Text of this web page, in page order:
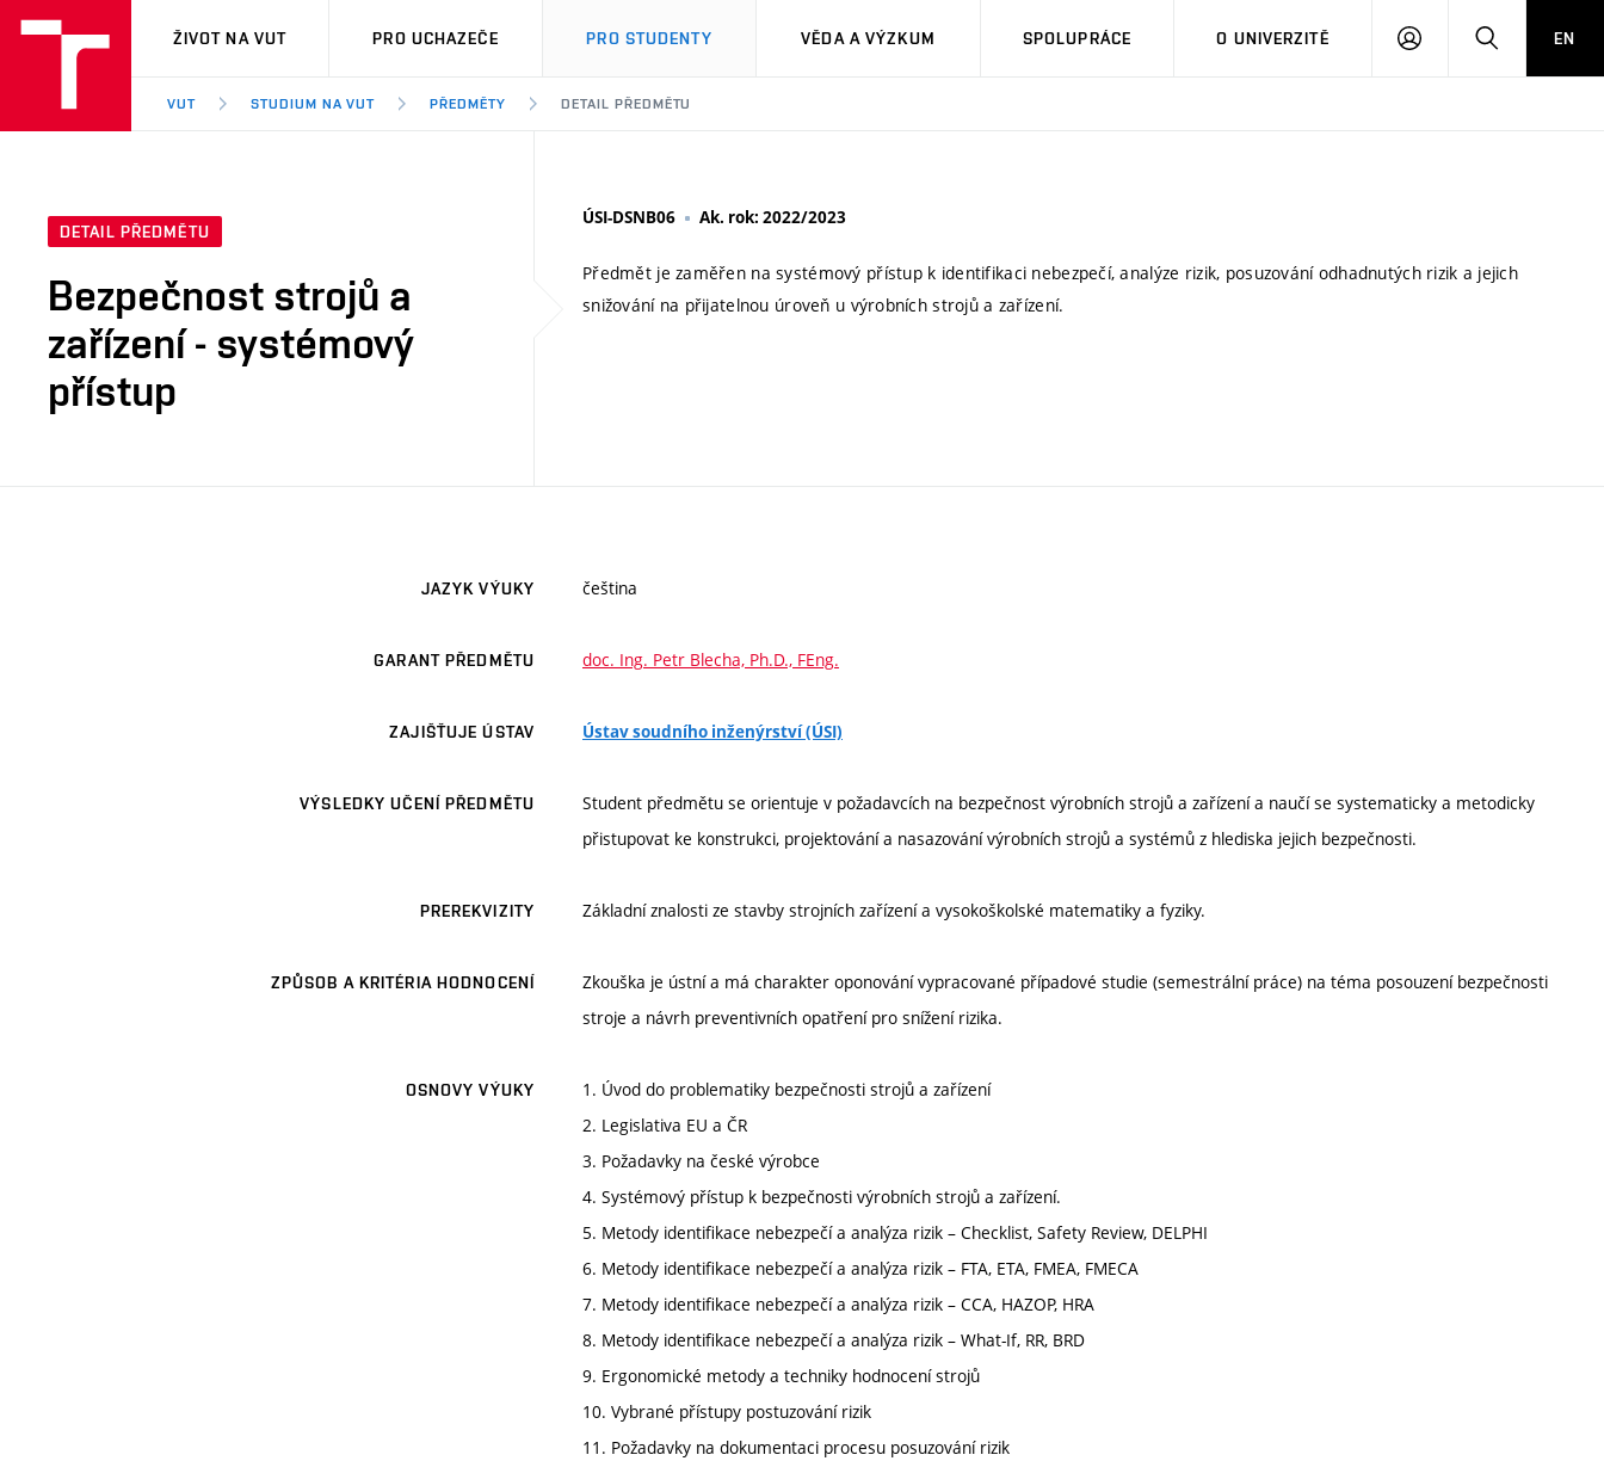
VUT
ŽIVOT NA VUT PRO UCHAZEČE PRO STUDENTY VĚDA A VÝZKUM SPOLUPRÁCE O UNIVERZITĚ
PŘIHLÁSIT HLEDATEN
VUT STUDIUM NA VUT PŘEDMĚTY DETAIL PŘEDMĚTU
DETAIL PŘEDMĚTU
Bezpečnost strojů a
zařízení - systémový
přístup
ÚSI-DSNB06 Ak. rok: 2022/2023
Předmět je zaměřen na systémový přístup k identifikaci nebezpečí, analýze rizik, posuzování odhadnutých rizik a jejich
snižování na přijatelnou úroveň u výrobních strojů a zařízení.
JAZYK VÝUKY čeština
GARANT PŘEDMĚTU doc. Ing. Petr Blecha, Ph.D., FEng.
ZAJIŠŤUJE ÚSTAV Ústav soudního inženýrství (ÚSI)
VÝSLEDKY UČENÍ PŘEDMĚTU
Student předmětu se orientuje v požadavcích na bezpečnost výrobních strojů a zařízení a naučí se systematicky a metodicky
přistupovat ke konstrukci, projektování a nasazování výrobních strojů a systémů z hlediska jejich bezpečnosti.
PREREKVIZITY Základní znalosti ze stavby strojních zařízení a vysokoškolské matematiky a fyziky.
ZPŮSOB A KRITÉRIA HODNOCENÍ
Zkouška je ústní a má charakter oponování vypracované případové studie (semestrální práce) na téma posouzení bezpečnosti
stroje a návrh preventivních opatření pro snížení rizika.
OSNOVY VÝUKY
1. Úvod do problematiky bezpečnosti strojů a zařízení
2. Legislativa EU a ČR
3. Požadavky na české výrobce
4. Systémový přístup k bezpečnosti výrobních strojů a zařízení.
5. Metody identifikace nebezpečí a analýza rizik – Checklist, Safety Review, DELPHI
6. Metody identifikace nebezpečí a analýza rizik – FTA, ETA, FMEA, FMECA
7. Metody identifikace nebezpečí a analýza rizik – CCA, HAZOP, HRA
8. Metody identifikace nebezpečí a analýza rizik – What-If, RR, BRD
9. Ergonomické metody a techniky hodnocení strojů
10. Vybrané přístupy postuzování rizik
11. Požadavky na dokumentaci procesu posuzování rizik